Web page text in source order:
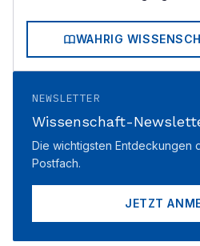
WAHRIG
NEWSLETTER
Wissenschaft-
Die wichtigsten Entdeckungen
Postfach.
JETZT